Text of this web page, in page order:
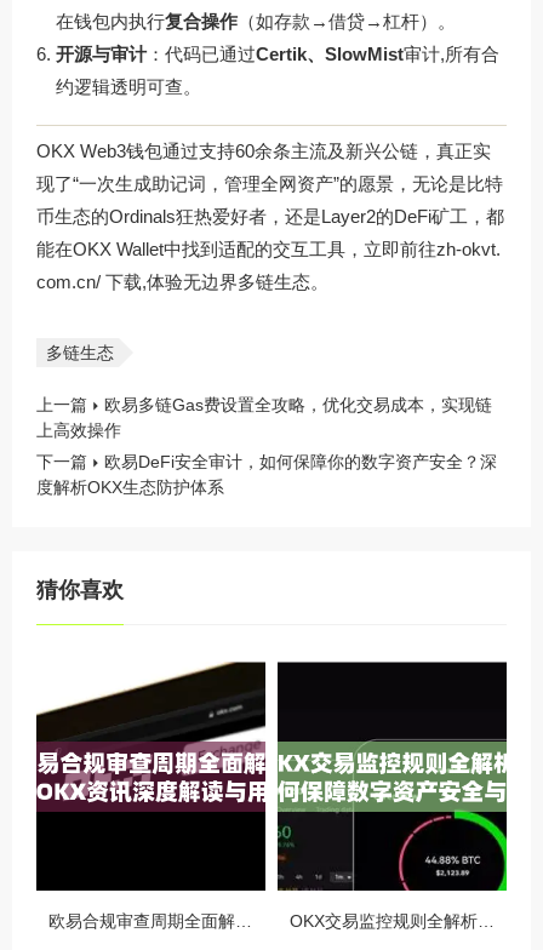
在钱包内执行复合操作 （如存款→借贷→杠杆）。
开源与审计：代码已通过Certik、SlowMist审计,所有合
约逻辑透明可查。
OKX Web3钱包通过支持60余条主流及新兴公链，真正实
现了“一次生成助记词，管理全网资产”的愿景，无论是比特
币生态的Ordinals狂热爱好者，还是Layer2的DeFi矿工，都
能在OKX Wallet中找到适配的交互工具，立即前往zh-okvt.
com.cn/ 下载,体验无边界多链生态。
多链生态
上一篇
欧易多链Gas费设置全攻略，优化交易成本，实现链
上高效操作
下一篇
欧易DeFi安全审计，如何保障你的数字资产安全？深
度解析OKX生态防护体系
猜你喜欢